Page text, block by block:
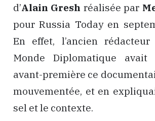
d’Alain Gresh réalisée par
pour Russia Today en
En effet, l’ancien
Monde Diplomatique
avant-première ce
mouvementée, et en
sel et le contexte.